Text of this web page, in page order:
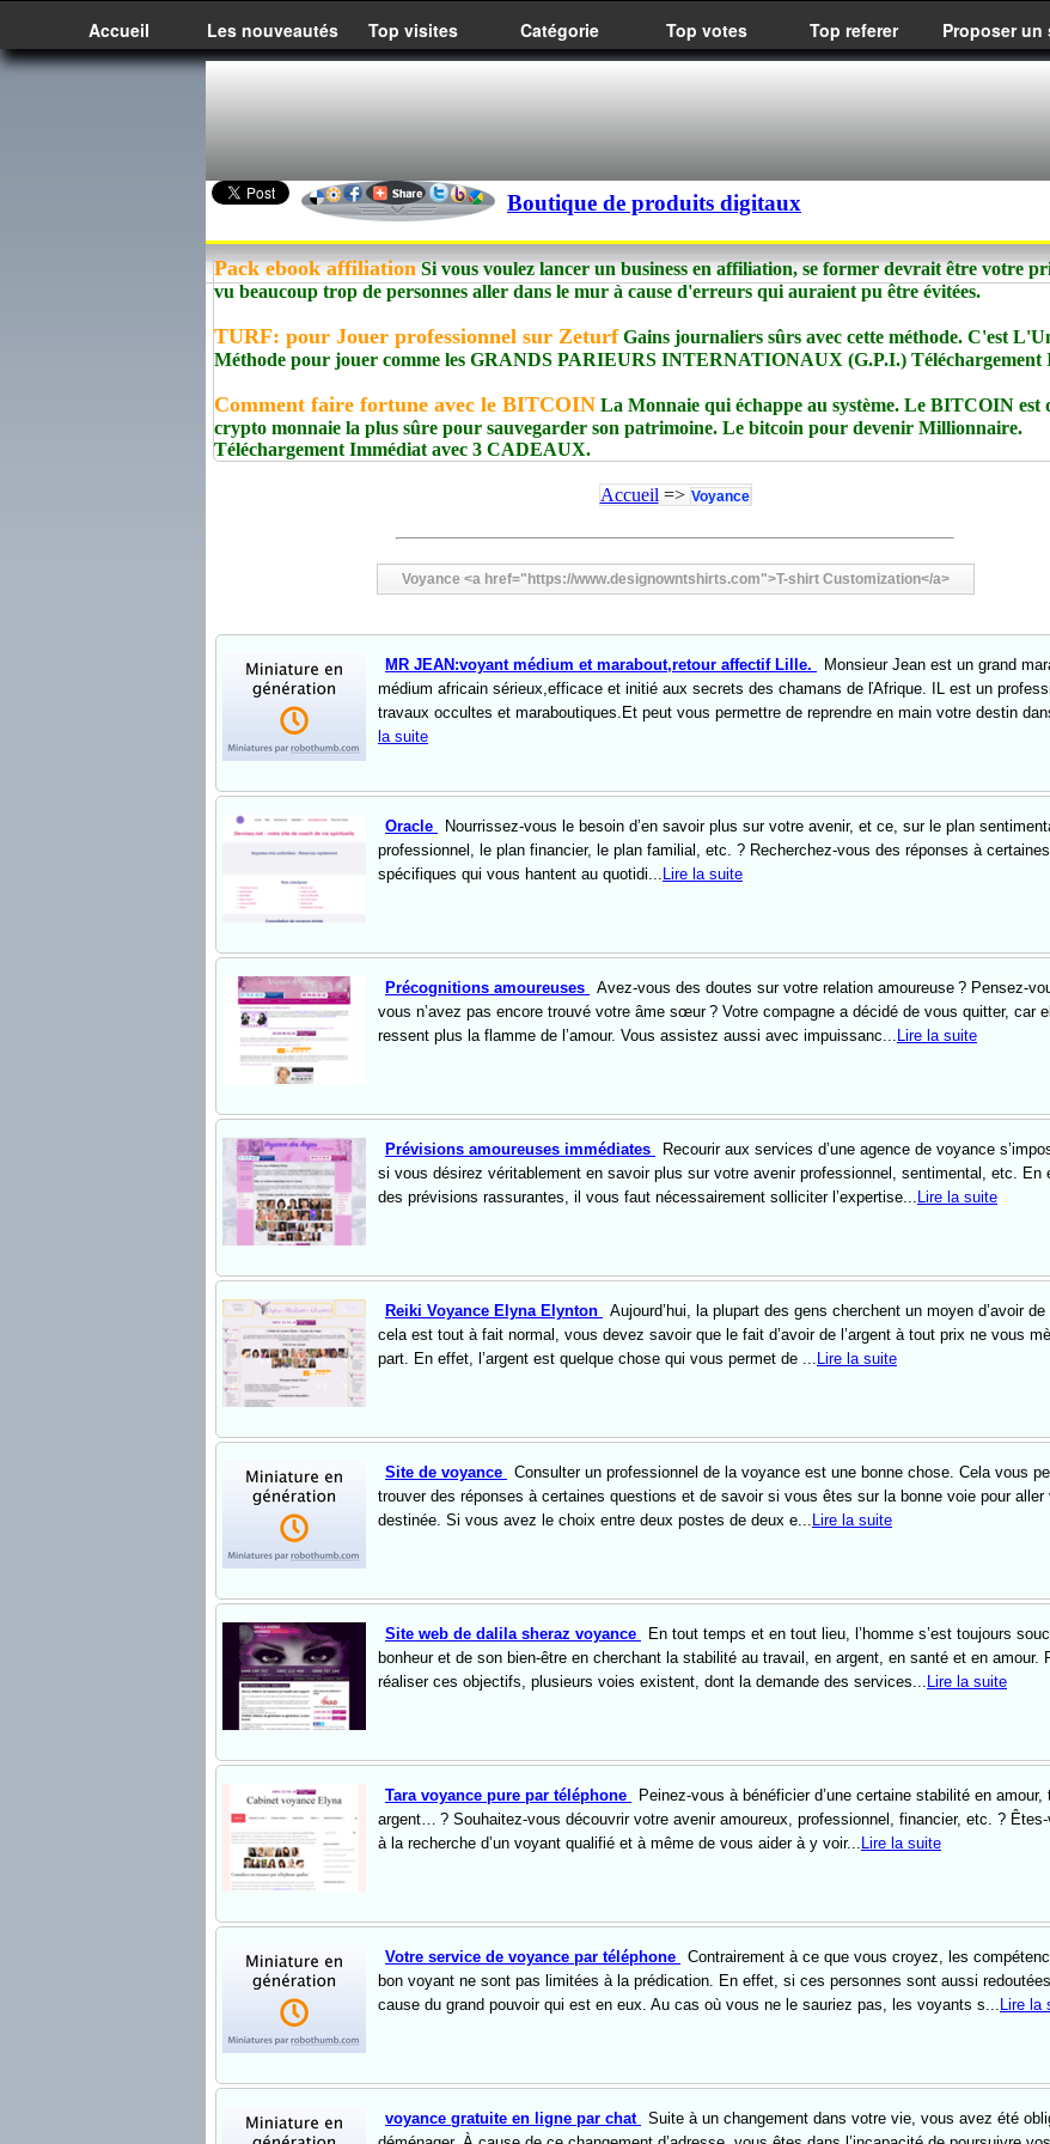
Accueil Les nouveautés Top visites Catégorie Top votes Top referer Proposer un
Boutique de produits digitaux
Pack ebook affiliationSi vous voulez lancer un business en affiliation, se former devrait être votre
vu beaucoup trop de personnes aller dans le mur à cause d'erreurs qui auraient pu être évitées.
TURF: pour Jouer professionnel sur ZeturfGains journaliers sûrs avec cette méthode. C'est
Méthode pour jouer comme les GRANDS PARIEURS INTERNATIONAUX (G.P.I.) Téléchargement
Comment faire fortune avec le BITCOIN La Monnaie qui échappe au système. Le BITCOIN est
crypto monnaie la plus sûre pour sauvegarder son patrimoine. Le bitcoin pour devenir Millionnaire.
Téléchargement Immédiat avec 3 CADEAUX.
Accueil => Voyance
Voyance <a href="https://www.designowntshirts.com">T-shirt Customization</a>
MR JEAN:voyant médium et marabout,retour affectif Lille.
Monsieur Jean est un grand
médium africain sérieux,efficace et initié aux secrets des chamans de ľAfrique. IL est un
travaux occultes et maraboutiques.Et peut vous permettre de reprendre en main votre destin
la suite
Oracle
Nourrissez-vous le besoin d’en savoir plus sur votre avenir, et ce, sur le plan
professionnel, le plan financier, le plan familial, etc. ? Recherchez-vous des réponses à
spécifiques qui vous hantent au quotidi... Lire la suite
Précognitions amoureuses
Avez-vous des doutes sur votre relation amoureuse ? Pensez-
vous n’avez pas encore trouvé votre âme sœur ? Votre compagne a décidé de vous quitter, car
ressent plus la flamme de l’amour. Vous assistez aussi avec impuissanc... Lire la suite
Prévisions amoureuses immédiates
Recourir aux services d’une agence de voyance
si vous désirez véritablement en savoir plus sur votre avenir professionnel, sentimental, etc. En
des prévisions rassurantes, il vous faut nécessairement solliciter l’expertise... Lire la suite
Reiki Voyance Elyna Elynton
Aujourd’hui, la plupart des gens cherchent un moyen d’avoir de
cela est tout à fait normal, vous devez savoir que le fait d’avoir de l’argent à tout prix ne vous
part. En effet, l’argent est quelque chose qui vous permet de ... Lire la suite
Site de voyance
Consulter un professionnel de la voyance est une bonne chose. Cela vous
trouver des réponses à certaines questions et de savoir si vous êtes sur la bonne voie pour aller
destinée. Si vous avez le choix entre deux postes de deux e... Lire la suite
Site web de dalila sheraz voyance
En tout temps et en tout lieu, l’homme s’est toujours
bonheur et de son bien-être en cherchant la stabilité au travail, en argent, en santé et en amour.
réaliser ces objectifs, plusieurs voies existent, dont la demande des services... Lire la suite
Tara voyance pure par téléphone
Peinez-vous à bénéficier d’une certaine stabilité en amour,
argent… ? Souhaitez-vous découvrir votre avenir amoureux, professionnel, financier, etc. ?
à la recherche d’un voyant qualifié et à même de vous aider à y voir... Lire la suite
Votre service de voyance par téléphone
Contrairement à ce que vous croyez, les
bon voyant ne sont pas limitées à la prédication. En effet, si ces personnes sont aussi
cause du grand pouvoir qui est en eux. Au cas où vous ne le sauriez pas, les voyants s... Lire la
voyance gratuite en ligne par chat Suite à un changement dans votre vie, vous avez été